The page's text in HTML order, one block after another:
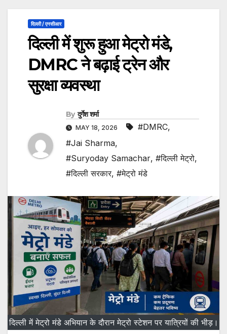
दिल्ली / एनसीआर
दिल्ली में शुरू हुआ मेट्रो मंडे,
DMRC ने बढ़ाई ट्रेन और
सुरक्षा व्यवस्था
By दुर्गेश शर्मा
MAY 18, 2026 #DMRC,
#Jai Sharma,
#Suryoday Samachar, #दिल्ली मेट्रो,
#दिल्ली सरकार, #मेट्रो मंडे
दिल्ली में मेट्रो मंडे अभियान के दौरान मेट्रो स्टेशन पर यात्रियों की भीड़।